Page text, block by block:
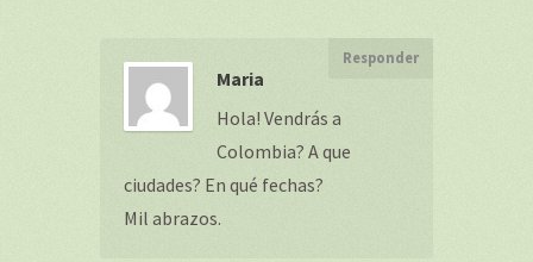
Maria
Responder
Hola! Vendrás a
Colombia? A que
ciudades? En qué fechas?
Mil abrazos.